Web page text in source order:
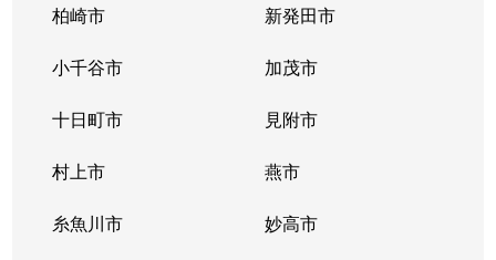
柏崎市 新発田市
小千谷市 加茂市
十日町市 見附市
村上市 燕市
糸魚川市 妙高市